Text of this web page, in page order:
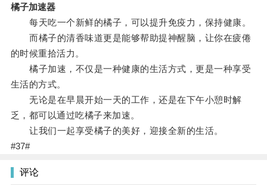
橘子加速器
每天吃一个新鲜的橘子，可以提升免疫力，保持健康。
而橘子的清香味道更是能够帮助提神醒脑，让你在疲倦
的时候重拾活力。
橘子加速，不仅是一种健康的生活方式，更是一种享受
生活的方式。
无论是在早晨开始一天的工作，还是在下午小憩时解
乏，都可以通过吃橘子来加速。
让我们一起享受橘子的美好，迎接全新的生活。
#37#
评论